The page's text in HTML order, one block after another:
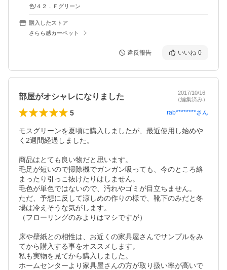
色/４２．Ｆグリーン
購入したストア
さらら感カーペット
違反報告 いいね 0
部屋がオシャレになりました
2017/10/16
（編集済み）
5 rab********さん
モスグリーンを夏頃に購入しましたが、最近使用し始めや
く2週間経過しました。
商品はとても良い物だと思います。
毛足が短いので掃除機でガンガン吸っても、今のところ絡
まったり引っこ抜けたりはしません。
毛色が単色ではないので、汚れやゴミが目立ちません。
ただ、予想に反して涼しめの作りの様で、靴下のみだと冬
場は冷えそうな気がします。
（フローリングのみよりはマシですが）
床や壁紙との相性は、お近くの家具屋さんでサンプルをみ
てから購入する事をオススメします。
私も実物を見てから購入しました。
ホームセンターより家具屋さんの方が取り扱い率が高いで